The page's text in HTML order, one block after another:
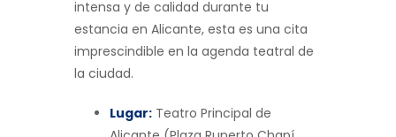
intensa y de calidad durante tu
estancia en Alicante, esta es una cita
imprescindible en la agenda teatral de
la ciudad.
Lugar: Teatro Principal de